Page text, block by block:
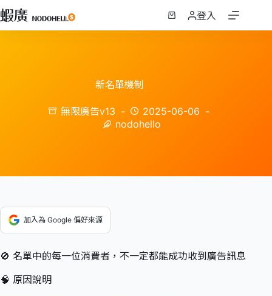
跳
至
購
登入
新名單機制
無限廣告v13
2025-06-06
nodohello
加入為 Google 偏好來源
🚫 名單中的每一位消費者，不一定都能成功收到廣告訊息
🧠 原因說明